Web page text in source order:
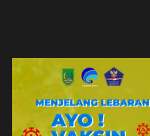
Politik
Ekonomi
Galeri